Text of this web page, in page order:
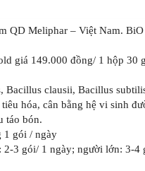
QD Meliphar – Việt Nam.
giá 149.000 đồng/ 1 hộp 30
Bacillus clausii, Bacillus
hóa, cân bằng hệ vi sinh
táo bón.
1 gói / ngày
3 gói/ 1 ngày; người lớn: 3-